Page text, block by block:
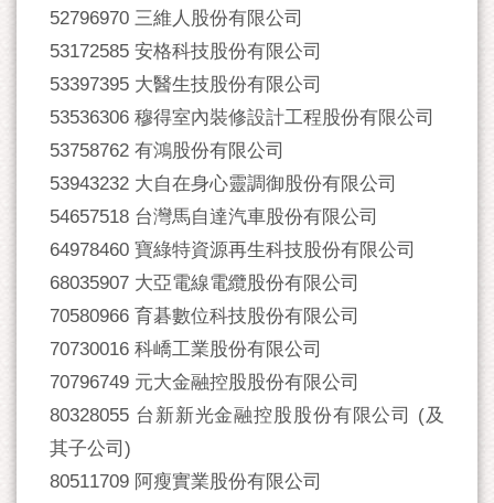
52796970 三維人股份有限公司
53172585 安格科技股份有限公司
53397395 大醫生技股份有限公司
53536306 穆得室內裝修設計工程股份有限公司
53758762 有鴻股份有限公司
53943232 大自在身心靈調御股份有限公司
54657518 台灣馬自達汽車股份有限公司
64978460 寶綠特資源再生科技股份有限公司
68035907 大亞電線電纜股份有限公司
70580966 育碁數位科技股份有限公司
70730016 科嶠工業股份有限公司
70796749 元大金融控股股份有限公司
80328055 台新新光金融控股股份有限公司 (及
其子公司)
80511709 阿瘦實業股份有限公司